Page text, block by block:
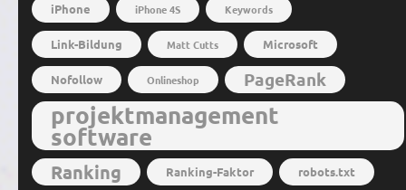
iPhone iPhone 4S Keywords
Link-Bildung Matt Cutts Microsoft
Nofollow Onlineshop PageRank
projektmanagement
software
Ranking Ranking-Faktor robots.txt